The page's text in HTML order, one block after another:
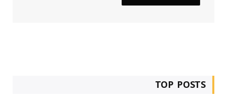
TOP POSTS